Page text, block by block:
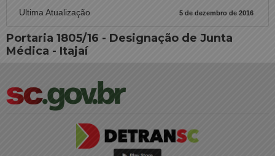
Ultima Atualização 5 de dezembro de 2016
Portaria 1805/16 - Designação de Junta
Médica - Itajaí